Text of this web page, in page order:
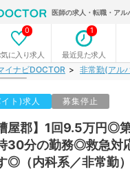
医師の求人・転職・ア
気に入り求人
0
最近見た求人
1
イナビDOCTOR 非常勤(アル
ト)求人 募集停止
屋郡】1回9.5万円◎
30分の勤務◎救急対
◎（内科系／非常勤）